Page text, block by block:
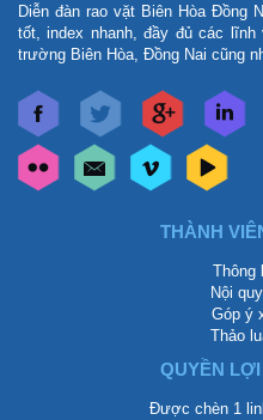
Diễn đàn rao vặt Biên Hòa Đồng
tốt, index nhanh, đầy đủ các lĩnh
trường Biên Hòa, Đồng Nai cũng
THÀNH
Thông
Nội
Góp ý
Thảo
QUYỀN
Được chèn 1